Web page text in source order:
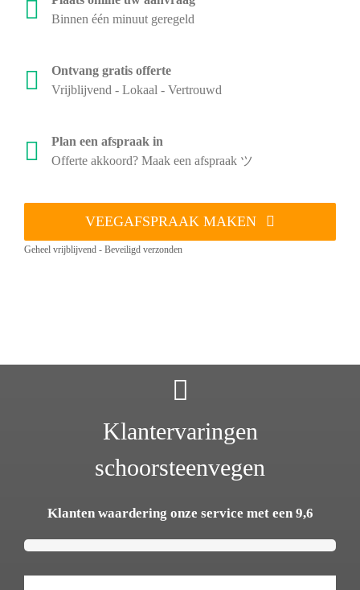
Binnen één minuut geregeld
Ontvang gratis offerte
Vrijblijvend - Lokaal - Vertrouwd
Plan een afspraak in
Offerte akkoord? Maak een afspraak ツ
VEEGAFSPRAAK MAKEN
Geheel vrijblijvend - Beveiligd verzonden
Klantervaringen
schoorsteenvegen
Klanten waardering onze service met een 9,6